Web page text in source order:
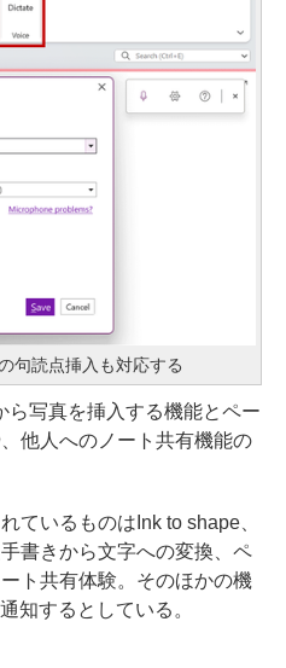
句読点挿入も対応する
写真を挿入する機能とペー
他人へのノート共有機能の
ているものはInk to shape、
書きから文字への変換、ペ
ト共有体験。そのほかの機
知するとしている。